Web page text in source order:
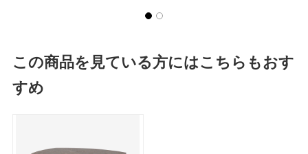
この商品を見ている方にはこちらもおす
すめ